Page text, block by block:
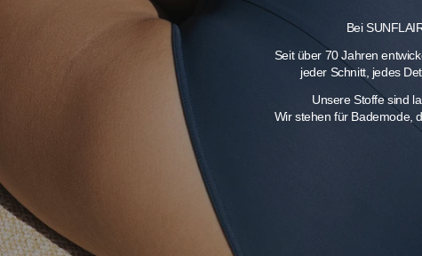
Bei
Seit über 70 Jahren
jeder Schnitt, jedes
Unsere Stoffe sind
Wir stehen für Bademode,